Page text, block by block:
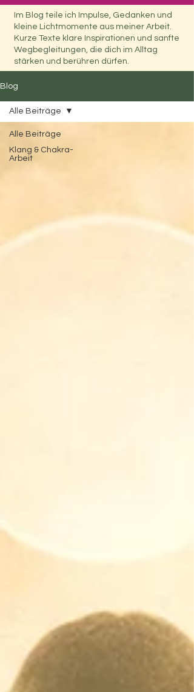
Heartdiamond
Im Blog teile ich Impulse, Gedanken und
kleine Lichtmomente aus meiner Arbeit.
Kurze Texte klare Inspirationen und sanfte
Wegbegleitungen, die dich im Alltag
stärken und berühren dürfen.
Blog
Alle Beiträge
Klang & Chakra-
Arbeit
Alle Beiträge